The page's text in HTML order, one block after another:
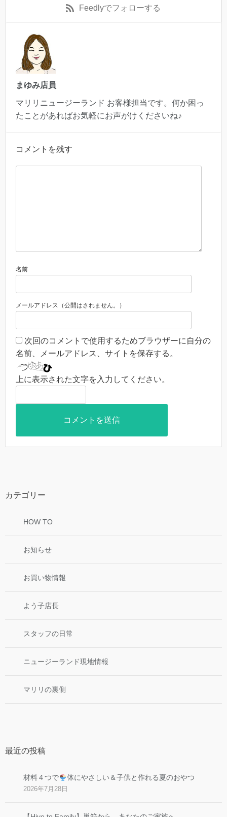
Feedlyでフォローする
まゆみ店員
マリリニュージーランド お客様担当です。何か困っ
たことがあればお気軽にお声がけくださいね♪
コメントを残す
名前
メールアドレス（公開はされません。）
次回のコメントで使用するためブラウザーに自分の
名前、メールアドレス、サイトを保存する。
上に表示された文字を入力してください。
カテゴリー
HOW TO
お知らせ
お買い物情報
よう子店長
スタッフの日常
ニュージーランド現地情報
マリリの裏側
最近の投稿
材料４つで 体にやさしい＆子供と作れる夏のおやつ
2026年7月28日